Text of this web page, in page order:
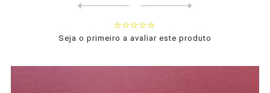
Seja o primeiro a avaliar este produto